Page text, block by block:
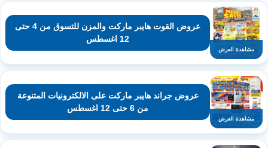
مشاهدة العرض
عروض القوت هايبر ماركت والمزن للتسوق من 4 حتى
12 اغسطس
مشاهدة العرض
عروض جراند هايبر ماركت على الالكترونيات المتنوعة
من 6 حتى 12 اغسطس